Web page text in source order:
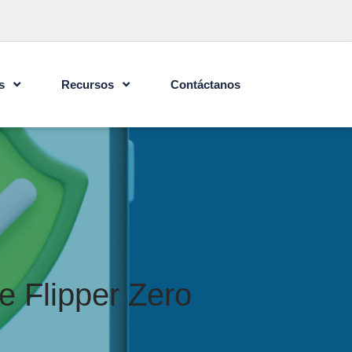
Recursos Contáctanos
Flipper Zero